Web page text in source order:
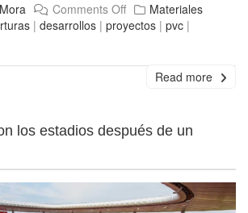
Mora Comments Off
Materiales
| desarrollos | proyectos | pvc |
Read more
los estadios después de un